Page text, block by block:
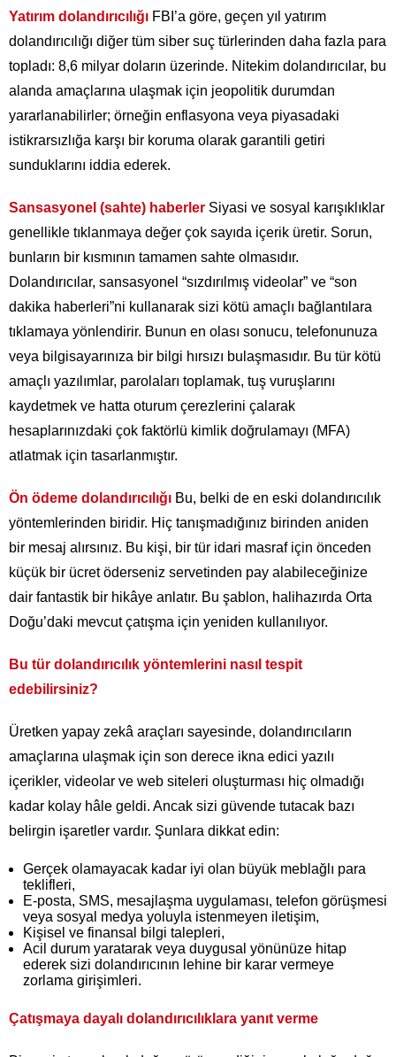
Yatırım dolandırıcılığı FBI’a göre, geçen yıl yatırım
dolandırıcılığı diğer tüm siber suç türlerinden daha fazla para
topladı: 8,6 milyar doların üzerinde. Nitekim dolandırıcılar, bu
alanda amaçlarına ulaşmak için jeopolitik durumdan
yararlanabilirler; örneğin enflasyona veya piyasadaki
istikrarsızlığa karşı bir koruma olarak garantili getiri
sunduklarını iddia ederek.
Sansasyonel (sahte) haberler Siyasi ve sosyal karışıklıklar
genellikle tıklanmaya değer çok sayıda içerik üretir. Sorun,
bunların bir kısmının tamamen sahte olmasıdır.
Dolandırıcılar, sansasyonel “sızdırılmış videolar” ve “son
dakika haberleri”ni kullanarak sizi kötü amaçlı bağlantılara
tıklamaya yönlendirir. Bunun en olası sonucu, telefonunuza
veya bilgisayarınıza bir bilgi hırsızı bulaşmasıdır. Bu tür kötü
amaçlı yazılımlar, parolaları toplamak, tuş vuruşlarını
kaydetmek ve hatta oturum çerezlerini çalarak
hesaplarınızdaki çok faktörlü kimlik doğrulamayı (MFA)
atlatmak için tasarlanmıştır.
Ön ödeme dolandırıcılığı Bu, belki de en eski dolandırıcılık
yöntemlerinden biridir. Hiç tanışmadığınız birinden aniden
bir mesaj alırsınız. Bu kişi, bir tür idari masraf için önceden
küçük bir ücret öderseniz servetinden pay alabileceğinize
dair fantastik bir hikâye anlatır. Bu şablon, halihazırda Orta
Doğu’daki mevcut çatışma için yeniden kullanılıyor.
Bu tür dolandırıcılık yöntemlerini nasıl tespit
edebilirsiniz?
Üretken yapay zekâ araçları sayesinde, dolandırıcıların
amaçlarına ulaşmak için son derece ikna edici yazılı
içerikler, videolar ve web siteleri oluşturması hiç olmadığı
kadar kolay hâle geldi. Ancak sizi güvende tutacak bazı
belirgin işaretler vardır. Şunlara dikkat edin:
Gerçek olamayacak kadar iyi olan büyük meblağlı para
teklifleri,
E-posta, SMS, mesajlaşma uygulaması, telefon görüşmesi
veya sosyal medya yoluyla istenmeyen iletişim,
Kişisel ve finansal bilgi talepleri,
Acil durum yaratarak veya duygusal yönünüze hitap
ederek sizi dolandırıcının lehine bir karar vermeye
zorlama girişimleri.
Çatışmaya dayalı dolandırıcılıklara yanıt verme